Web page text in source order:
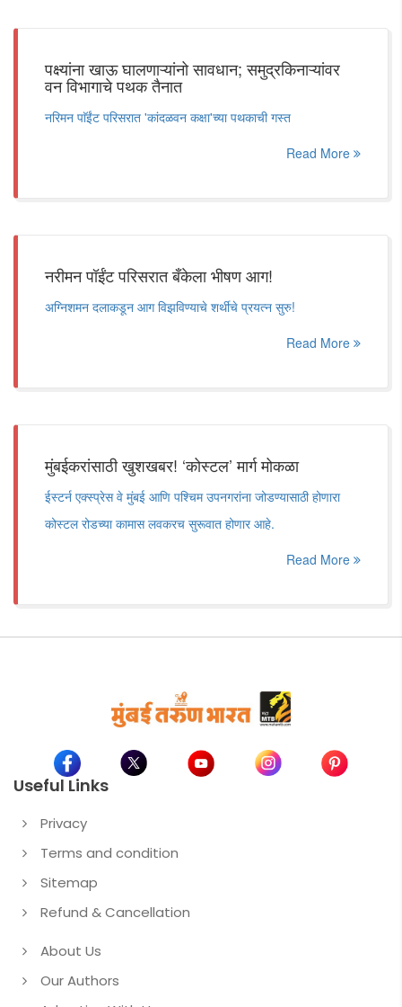
पक्ष्यांना खाऊ घालणाऱ्यांनो सावधान; समुद्रकिनाऱ्यांवर
वन विभागाचे पथक तैनात
नरिमन पाॅईंट परिसरात 'कांदळवन कक्षा'च्या पथकाची गस्त
Read More
नरीमन पॉईंट परिसरात बँकेला भीषण आग!
अग्निशमन दलाकडून आग विझविण्याचे शर्थीचे प्रयत्न सुरु!
Read More
मुंबईकरांसाठी खुशखबर! ‘कोस्टल’ मार्ग मोकळा
ईस्टर्न एक्स्प्रेस वे मुंबई आणि पश्चिम उपनगरांना जोडण्यासाठी होणारा
कोस्टल रोडच्या कामास लवकरच सुरूवात होणार आहे.
Read More
Useful Links
Privacy
Terms and condition
Sitemap
Refund & Cancellation
About Us
Our Authors